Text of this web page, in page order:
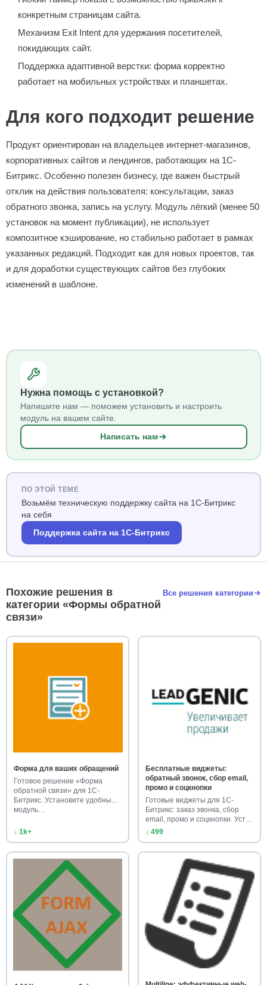
конкретным страницам сайта.
Механизм Exit Intent для удержания посетителей,
покидающих сайт.
Поддержка адаптивной верстки: форма корректно
работает на мобильных устройствах и планшетах.
Для кого подходит решение
Продукт ориентирован на владельцев интернет-магазинов,
корпоративных сайтов и лендингов, работающих на 1С-
Битрикс. Особенно полезен бизнесу, где важен быстрый
отклик на действия пользователя: консультации, заказ
обратного звонка, запись на услугу. Модуль лёгкий (менее 50
установок на момент публикации), не использует
композитное кэширование, но стабильно работает в рамках
указанных редакций. Подходит как для новых проектов, так
и для доработки существующих сайтов без глубоких
изменений в шаблоне.
Нужна помощь с установкой?
Напишите нам — поможем установить и настроить
модуль на вашем сайте.
Написать нам
ПО ЭТОЙ ТЕМЕ
Возьмём техническую поддержку сайта на 1С-Битрикс
на себя
Поддержка сайта на 1С-Битрикс
Похожие решения в
категории «Формы обратной
связи»
Все решения категории
Форма для ваших обращений
Готовое решение «Форма
обратной связи» для 1С-
Битрикс. Установите удобный
модуль…
↓ 1k+
Бесплатные виджеты:
обратный звонок, сбор email,
промо и соцкнопки
Готовые виджеты для 1С-
Битрикс: заказ звонка, сбор
email, промо и соцкнопки. Уст…
↓ 499